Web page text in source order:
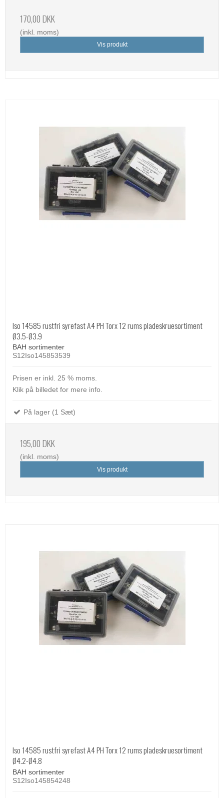
170,00 DKK
(inkl. moms)
Vis produkt
Iso 14585 rustfri syrefast A4 PH Torx 12 rums pladeskruesortiment
Ø3.5-Ø3.9
BAH sortimenter
S12Iso145853539
Prisen er inkl. 25 % moms.
Klik på billedet for mere info.
På lager (1 Sæt)
195,00 DKK
(inkl. moms)
Vis produkt
Iso 14585 rustfri syrefast A4 PH Torx 12 rums pladeskruesortiment
Ø4.2-Ø4.8
BAH sortimenter
S12Iso145854248